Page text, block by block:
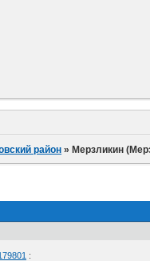
район » Мерзликин
: